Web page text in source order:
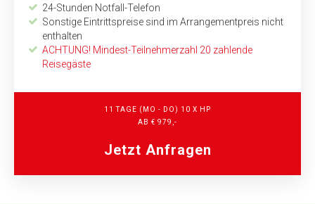
24-Stunden Notfall-Telefon
Sonstige Eintrittspreise sind im Arrangementpreis nicht
enthalten
ACHTUNG! Mindest-Teilnehmerzahl 20 zahlende
Reisegäste
11 TAGE (MO - DO) 10 X HP
AB € 979,-
Jetzt Anfragen